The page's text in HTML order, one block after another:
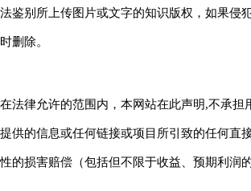
法鉴别所上传图片或文字的知识版权，如果侵
时删除。
在法律允许的范围内，本网站在此声明,不承
提供的信息或任何链接或项目所引致的任何直
性的损害赔偿（包括但不限于收益、预期利润